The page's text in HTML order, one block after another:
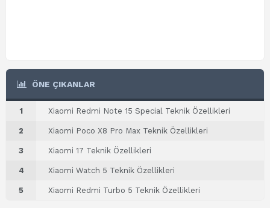
ÖNE ÇIKANLAR
1 Xiaomi Redmi Note 15 Special Teknik Özellikleri
2 Xiaomi Poco X8 Pro Max Teknik Özellikleri
3 Xiaomi 17 Teknik Özellikleri
4 Xiaomi Watch 5 Teknik Özellikleri
5 Xiaomi Redmi Turbo 5 Teknik Özellikleri